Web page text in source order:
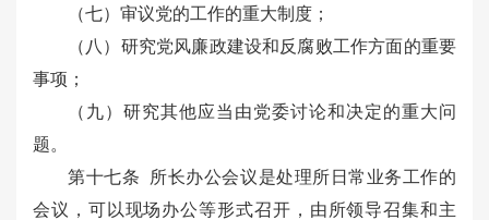
（七）审议党的工作的重大制度；
（八）研究党风廉政建设和反腐败工作方面的重要
事项；
（九）研究其他应当由党委讨论和决定的重大问
题。
第十七条 所长办公会议是处理所日常业务工作的
会议，可以现场办公等形式召开，由所领导召集和主